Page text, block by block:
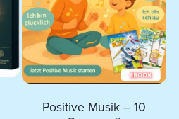
Positive Musik – 10